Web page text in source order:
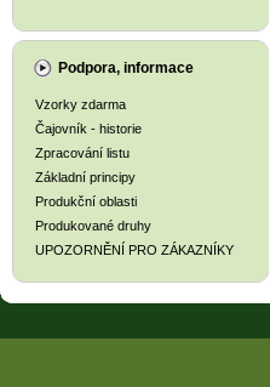
Podpora, informace
Vzorky zdarma
Čajovník - historie
Zpracování listu
Základní principy
Produkční oblasti
Produkované druhy
UPOZORNĚNÍ PRO ZÁKAZNÍKY